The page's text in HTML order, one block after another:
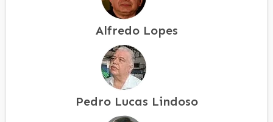
Alfredo Lopes
Pedro Lucas Lindoso